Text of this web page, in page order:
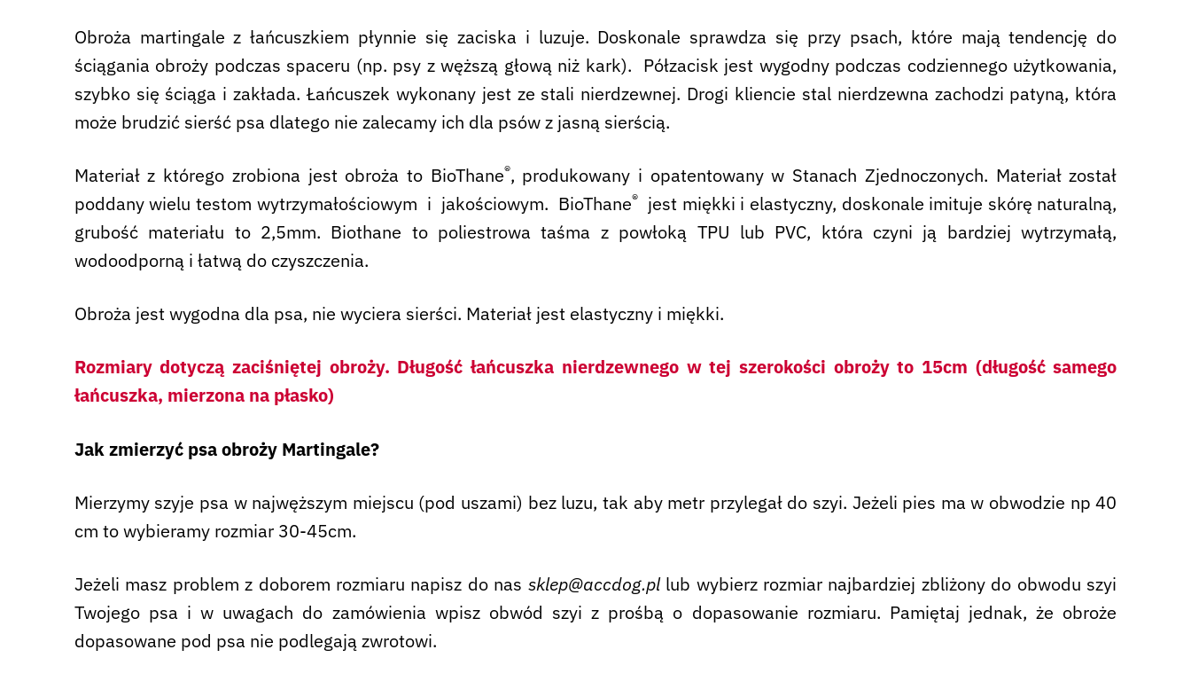
Obroża martingale z łańcuszkiem płynnie się zaciska i luzuje. Doskonale sprawdza się przy psach, które mają tendencję do
ściągania obroży podczas spaceru (np. psy z węższą głową niż kark). Półzacisk jest wygodny podczas codziennego użytkowania,
szybko się ściąga i zakłada. Łańcuszek wykonany jest ze stali nierdzewnej. Drogi kliencie stal nierdzewna zachodzi patyną, która
może brudzić sierść psa dlatego nie zalecamy ich dla psów z jasną sierścią.
Materiał z którego zrobiona jest obroża to BioThane®, produkowany i opatentowany w Stanach Zjednoczonych. Materiał został
poddany wielu testom wytrzymałościowym i jakościowym. BioThane®
jest miękki i elastyczny, doskonale imituje skórę naturalną,
grubość materiału to 2,5mm. Biothane to poliestrowa taśma z powłoką TPU lub PVC, która czyni ją bardziej wytrzymałą,
wodoodporną i łatwą do czyszczenia.
Obroża jest wygodna dla psa, nie wyciera sierści. Materiał jest elastyczny i miękki.
Rozmiary dotyczą zaciśniętej obroży. Długość łańcuszka nierdzewnego w tej szerokości obroży to 15cm (długość samego
łańcuszka, mierzona na płasko)
Jak zmierzyć psa obroży Martingale?
Mierzymy szyje psa w najwęższym miejscu (pod uszami) bez luzu, tak aby metr przylegał do szyi. Jeżeli pies ma w obwodzie np 40
cm to wybieramy rozmiar 30-45cm.
Jeżeli masz problem z doborem rozmiaru napisz do nas sklep@accdog.pllub wybierz rozmiar najbardziej zbliżony do obwodu szyi
Twojego psa i w uwagach do zamówienia wpisz obwód szyi z prośbą o dopasowanie rozmiaru. Pamiętaj jednak, że obroże
dopasowane pod psa nie podlegają zwrotowi.